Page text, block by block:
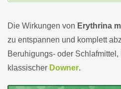
Die Wirkungen von Erythrina
zu entspannen und komplett
Beruhigungs- oder
klassischer Downer.